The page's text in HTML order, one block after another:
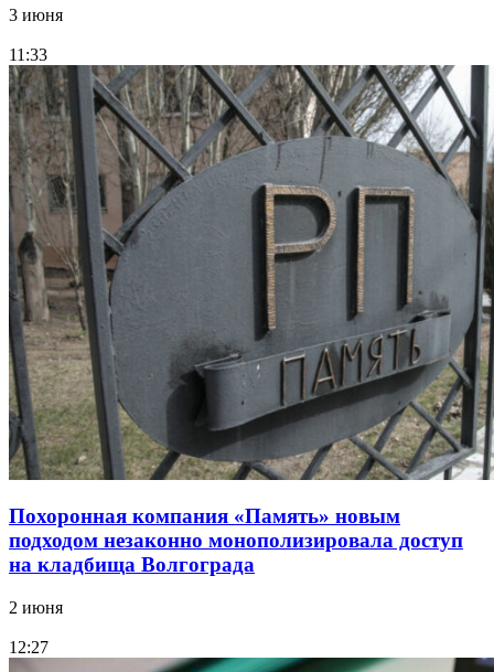
3 июня
11:33
Похоронная компания «Память» новым
подходом незаконно монополизировала доступ
на кладбища Волгограда
2 июня
12:27